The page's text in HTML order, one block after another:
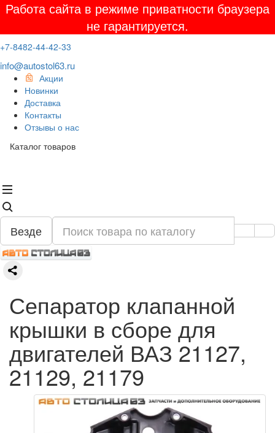
Работа сайта в режиме приватности браузера
не гарантируется.
+7-8482-44-42-33
info@autostol63.ru
Акции
Новинки
Доставка
Контакты
Отзывы о нас
Каталог товаров
Везде
Сепаратор клапанной
крышки в сборе для
двигателей ВАЗ 21127,
21129, 21179